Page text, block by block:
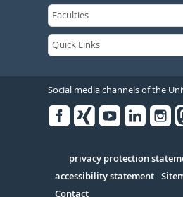
Social media channels of the
Serivce
privacy protection
accessibility statement
Contact